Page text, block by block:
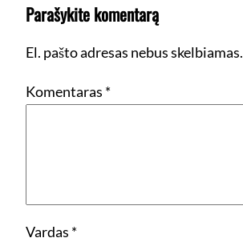
Parašykite komentarą
El. pašto adresas nebus skelbiamas.
Komentaras *
Vardas *